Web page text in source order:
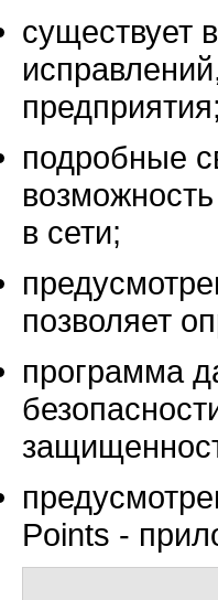
существует
предприятия;
подробные
в сети;
позволяет
программа
Points -